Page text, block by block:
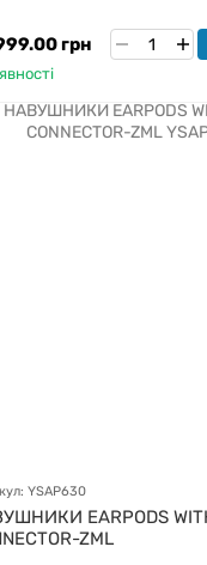
грн
YSAP630
EARPODS
ZML